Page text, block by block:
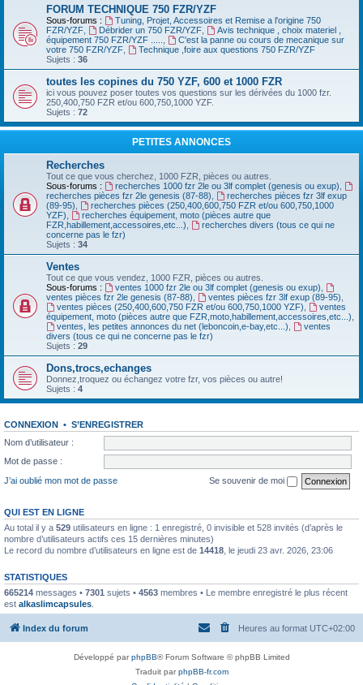
FORUM TECHNIQUE 750 FZR/YZF
Sous-forums :
Tuning, Projet, Accessoires et Remise a l'origine 750
FZR/YZF
Débrider un 750 FZR/YZF,
Avis technique , choix materiel ,
équipement 750 FZR/YZF .....
C'est la panne ou cours de mecanique sur
votre 750 FZR/YZF
Technique ,foire aux questions 750 FZR/YZF
Sujets : 36
toutes les copines du 750 YZF, 600 et 1000 FZR
ici vous pouvez poser toutes vos questions sur les dérivées du 1000 fzr.
250,400,750 FZR et/ou 600,750,1000 YZF.
Sujets : 72
PETITES ANNONCES
Recherches
Tout ce que vous cherchez, 1000 FZR, pièces ou autres.
Sous-forums :
recherches 1000 fzr 2le ou 3lf complet (genesis ou exup)
recherches pièces fzr 2le genesis (87-88)
recherches pièces fzr 3lf exup
(89-95)
recherches pièces (250,400,600,750 FZR et/ou 600,750,1000
YZF)
recherches équipement, moto (pièces autre que
FZR,habillement,accessoires,etc...)
recherches divers (tous ce qui ne
concerne pas le fzr)
Sujets : 34
Ventes
Tout ce que vous vendez, 1000 FZR, pièces ou autres.
Sous-forums :
ventes 1000 fzr 2le ou 3lf complet (genesis ou exup)
ventes pièces fzr 2le genesis (87-88)
ventes pièces fzr 3lf exup (89-95)
ventes pièces (250,400,600,750 FZR et/ou 600,750,1000 YZF)
ventes
équipement, moto (pièces autre que FZR,moto,habillement,accessoires,etc...)
ventes, les petites annonces du net (leboncoin,e-bay,etc...)
ventes
divers (tous ce qui ne concerne pas le fzr)
Sujets : 29
Dons,trocs,echanges
Donnez,troquez ou échangez votre fzr, vos pièces ou autre!
Sujets : 4
CONNEXION • S’ENREGISTRER
Nom d’utilisateur :
Mot de passe :
J’ai oublié mon mot de passe
Se souvenir de moi
QUI EST EN LIGNE
Au total il y a 529 utilisateurs en ligne : 1 enregistré, 0 invisible et 528 invités (d’après le
nombre d’utilisateurs actifs ces 15 dernières minutes)
Le record du nombre d’utilisateurs en ligne est de 14418 , le jeudi 23 avr. 2026, 23:06
STATISTIQUES
665214 messages • 7301 sujets • 4563 membres • Le membre enregistré le plus récent
est alkaslimcapsules
Index du forum Heures au format UTC+02:00
Développé parphpBB® Forum Software © phpBB Limited
Traduit parphpBB-fr.com